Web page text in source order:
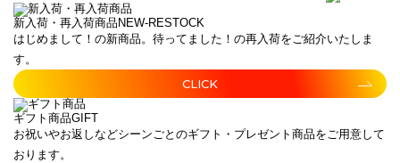
新入荷・再入荷商品 NEW-RESTOCK
はじめまして！の新商品。待ってました！の再入荷をご紹介いたしま
す。
CLICK
ギフト商品GIFT
お祝いやお返しなどシーンごとのギフト・プレゼント商品をご用意して
おります。